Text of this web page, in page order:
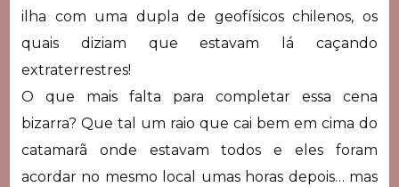
ilha com uma dupla de geofísicos chilenos, os
quais diziam que estavam lá caçando
extraterrestres!
O que mais falta para completar essa cena
bizarra? Que tal um raio que cai bem em cima do
catamarã onde estavam todos e eles foram
acordar no mesmo local umas horas depois… mas